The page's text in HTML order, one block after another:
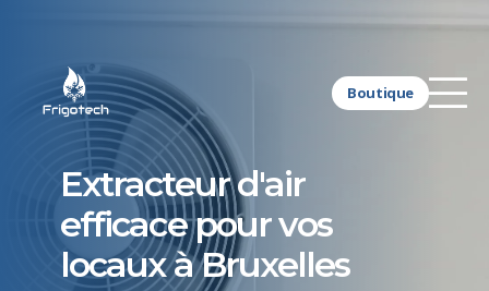
Boutique
Extracteur d'air
efficace pour vos
locaux à Bruxelles